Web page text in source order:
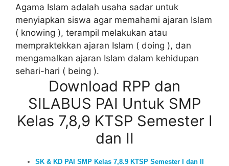
Agama Islam adalah usaha sadar untuk
menyiapkan siswa agar memahami ajaran Islam
( knowing ), terampil melakukan atau
mempraktekkan ajaran Islam ( doing ), dan
mengamalkan ajaran Islam dalam kehidupan
sehari-hari ( being ).
Download RPP dan
SILABUS PAI Untuk SMP
Kelas 7,8,9 KTSP Semester I
dan II
SK & KD PAI SMP Kelas 7,8.9 KTSP Semester I dan II